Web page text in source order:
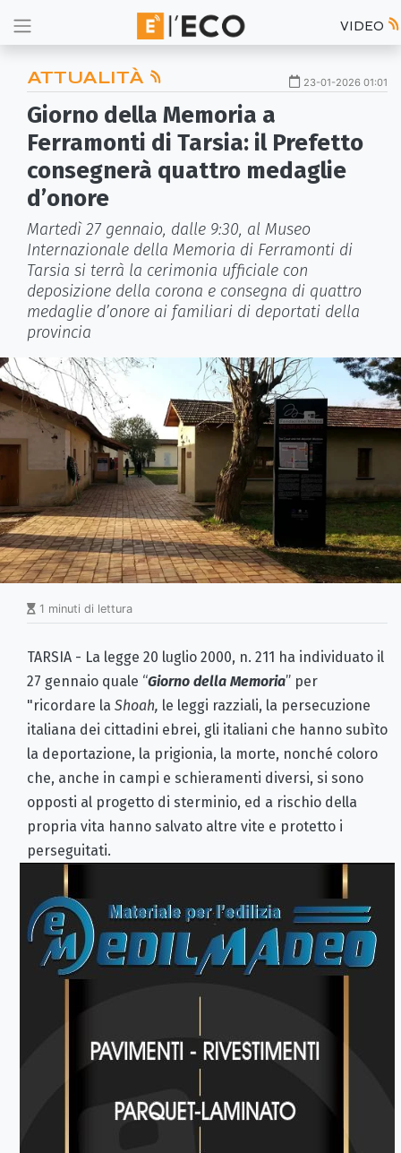
VIDEO
ATTUALITÀ 23-01-2026 01:01
Giorno della Memoria a
Ferramonti di Tarsia: il Prefetto
consegnerà quattro medaglie
d’onore
Martedì 27 gennaio, dalle 9:30, al Museo
Internazionale della Memoria di Ferramonti di
Tarsia si terrà la cerimonia ufficiale con
deposizione della corona e consegna di quattro
medaglie d’onore ai familiari di deportati della
provincia
1 minuti di lettura
TARSIA - La legge 20 luglio 2000, n. 211 ha individuato il
27 gennaio quale “Giorno della Memoria” per
"ricordare la Shoah, le leggi razziali, la persecuzione
italiana dei cittadini ebrei, gli italiani che hanno subìto
la deportazione, la prigionia, la morte, nonché coloro
che, anche in campi e schieramenti diversi, si sono
opposti al progetto di sterminio, ed a rischio della
propria vita hanno salvato altre vite e protetto i
perseguitati.